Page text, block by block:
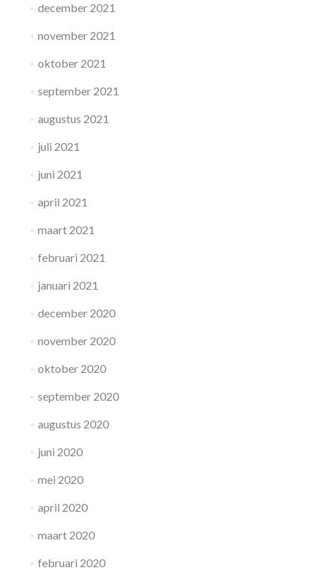
december 2021
november 2021
oktober 2021
september 2021
augustus 2021
juli 2021
juni 2021
april 2021
maart 2021
februari 2021
januari 2021
december 2020
november 2020
oktober 2020
september 2020
augustus 2020
juni 2020
mei 2020
april 2020
maart 2020
februari 2020